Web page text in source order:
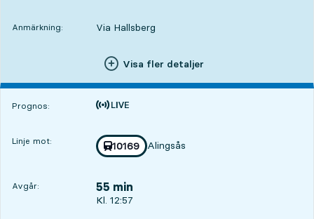
Anmärkning: Via Hallsberg
Visa fler detaljer
Prognos:
Tiden är prognos
Linje mot: Med tågnummer
10169
mot
Alingsås
,
Avgår: 55 min
Avgår, Kl. 12:57, om 55 min
Kl. 12:57